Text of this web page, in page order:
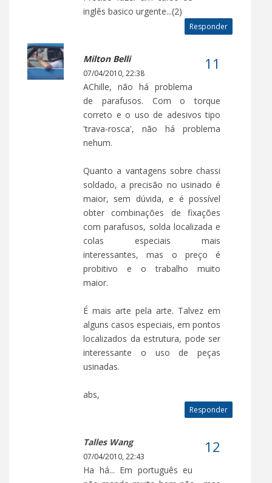
inglês basico urgente...(2)
Responder
Milton Belli
07/04/2010, 22:38
AChille, não há problema
de parafusos. Com o torque
correto e o uso de adesivos tipo
'trava-rosca', não há problema
nehum.
Quanto a vantagens sobre chassi
soldado, a precisão no usinado é
maior, sem dúvida, e é possível
obter combinações de fixações
com parafusos, solda localizada e
colas especiais mais
interessantes, mas o preço é
probitivo e o trabalho muito
maior.
É mais arte pela arte. Talvez em
alguns casos especiais, em pontos
localizados da estrutura, pode ser
interessante o uso de peças
usinadas.
abs,
Responder
Talles Wang
07/04/2010, 22:43
Ha há... Em português eu